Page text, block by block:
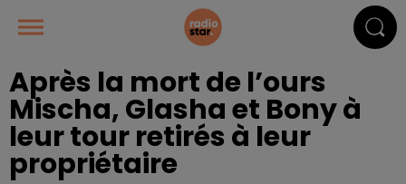
Après la mort de l’ours
Mischa, Glasha et Bony à
leur tour retirés à leur
propriétaire